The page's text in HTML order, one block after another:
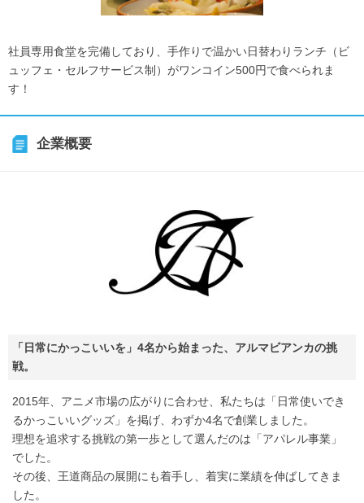
社員専用食堂を完備しており、手作りで温かい日替わりランチ（ビ
ュッフェ・セルフサービス制）がワンコイン500円で食べられま
す！
企業概要
「日常にかっこいいを」4名から始まった、アルマビアンカの挑
戦。
2015年、アニメ市場の広がりに合わせ、私たちは「日常使いでき
るかっこいいグッズ」を掲げ、わずか4名で創業しました。
理想を追求する挑戦の第一歩として選んだのは「アパレル事業」
でした。
その後、王道商品の展開にも着手し、着実に業績を伸ばしてきま
した。